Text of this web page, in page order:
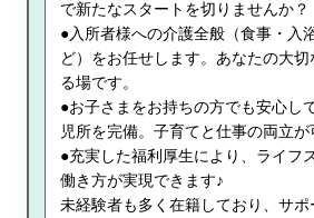
で新たなスタートを切りませんか？
●入所者様への介護全般（食事・入
ど）をお任せします。あなたの大
る場です。
●お子さまをお持ちの方でも安心し
児所を完備。子育てと仕事の両立
●充実した福利厚生により、ライフ
働き方が実現できます♪
未経験者も多く在籍しており、サ